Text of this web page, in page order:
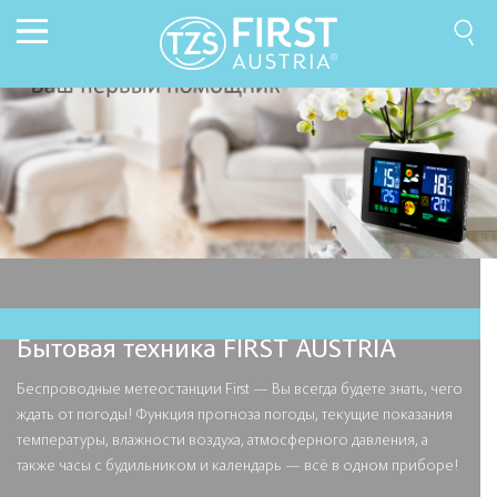
Бытовая техника FIRST AUSTRIA
Беспроводные метеостанции First — Вы всегда будете знать, чего
ждать от погоды! Функция прогноза погоды, текущие показания
температуры, влажности воздуха, атмосферного давления, а
также часы с будильником и календарь — всё в одном приборе!